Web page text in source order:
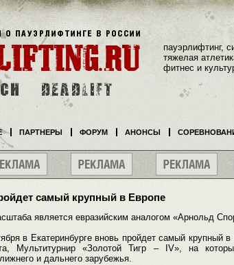
самый крупный в Европе
является евразийским аналогом «Арнольд
в Екатеринбурге вновь пройдет самый крупный
Мультитурнир «Золотой Тигр – IV», на
и дальнего зарубежья.
пауэрлифтинг,
тяжелая
фитнес и
ПАРТНЕРЫ ФОРУМ АНОНСЫ